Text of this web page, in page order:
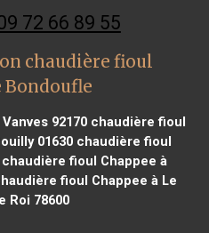
72 66 89 55
chaudière fioul
Bondoufle
92170chaudière fioul
01630 chaudière fioul
chaudière fioul Chappee à
fioul Chappee à Le
Roi 78600